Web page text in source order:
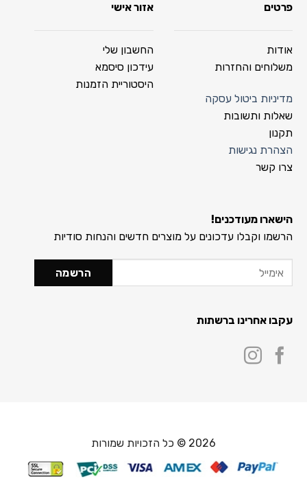
פרטים
אודות
משלוחים והחזרות
מדיניות ביטול עסקה
שאלות ותשובות
תקנון
הצהרת נגישות
צרו קשר
אזור אישי
החשבון שלי
עידכון סיסמא
היסטוריית הזמנות
הישארו מעודכנים!
הרשמו וקבלו עדכונים על מוצרים חדשים והנחות סודיות
עקבו אחרינו ברשתות
2026 © כל הזכויות שמורות